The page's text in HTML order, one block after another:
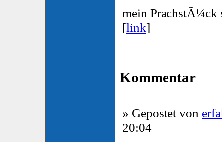
mein PrachstÃ¼ck
[link]
Kommentar
» Gepostet von
20:04